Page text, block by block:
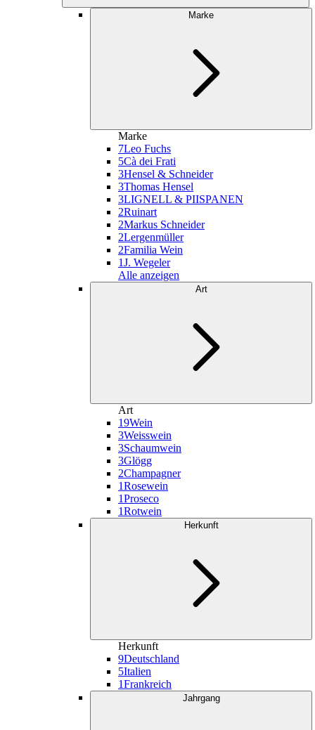
Marke
Marke
7Leo Fuchs
5Cà dei Frati
3Hensel & Schneider
3Thomas Hensel
3LIGNELL & PIISPANEN
2Ruinart
2Markus Schneider
2Lergenmüller
2Familia Wein
1J. Wegeler
Alle anzeigen
Art
Art
19Wein
3Weisswein
3Schaumwein
3Glögg
2Champagner
1Rosewein
1Proseco
1Rotwein
Herkunft
Herkunft
9Deutschland
5Italien
1Frankreich
Jahrgang